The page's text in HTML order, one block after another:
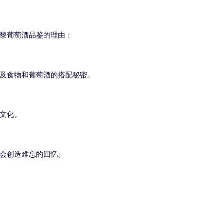
葡萄酒品鉴的理由：
物和葡萄酒的搭配秘密。
化。
造难忘的回忆。